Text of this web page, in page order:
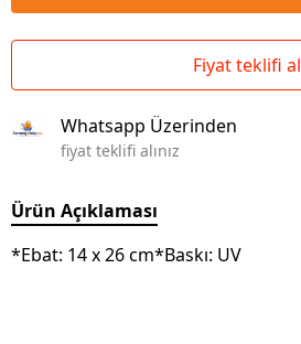
Fiyat teklifi al
Whatsapp Üzerinden
fiyat teklifi alınız
Ürün Açıklaması
*Ebat: 14 x 26 cm*Baskı: UV